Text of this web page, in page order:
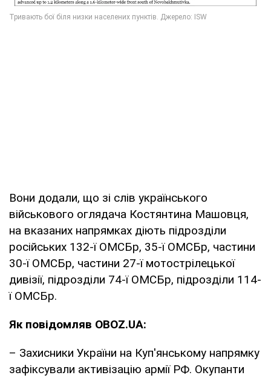
Вони додали, що зі слів українського
військового оглядача Костянтина Машовця,
на вказаних напрямках діють підрозділи
російських 132-ї ОМСБр, 35-ї ОМСБр, частини
30-ї ОМСБр, частини 27-ї мотострілецької
дивізії, підрозділи 74-ї ОМСБр, підрозділи 114-
ї ОМСБр.
Як повідомляв OBOZ.UA:
– Захисники України на Куп'янському напрямку
зафіксували активізацію армії РФ. Окупанти